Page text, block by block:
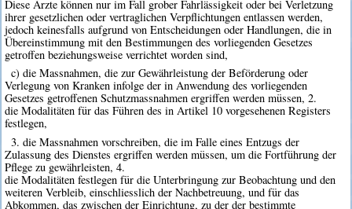
Diese Ärzte können nur im Fall grober Fahrlässigkeit oder bei Verletzung
ihrer gesetzlichen oder vertraglichen Verpflichtungen entlassen werden,
jedoch keinesfalls aufgrund von Entscheidungen oder Handlungen, die in
Übereinstimmung mit den Bestimmungen des vorliegenden Gesetzes
getroffen beziehungsweise verrichtet worden sind,
c) die Massnahmen, die zur Gewährleistung der Beförderung oder
Verlegung von Kranken infolge der in Anwendung des vorliegenden
Gesetzes getroffenen Schutzmassnahmen ergriffen werden müssen, 2.
die Modalitäten für das Führen des in Artikel 10 vorgesehenen Registers
festlegen,
3. die Massnahmen vorschreiben, die im Falle eines Entzugs der
Zulassung des Dienstes ergriffen werden müssen, um die Fortführung der
Pflege zu gewährleisten, 4.
die Modalitäten festlegen für die Unterbringung zur Beobachtung und den
weiteren Verbleib, einschliesslich der Nachbetreuung, und für das
Abkommen, das zwischen der Einrichtung, zu der der bestimmte